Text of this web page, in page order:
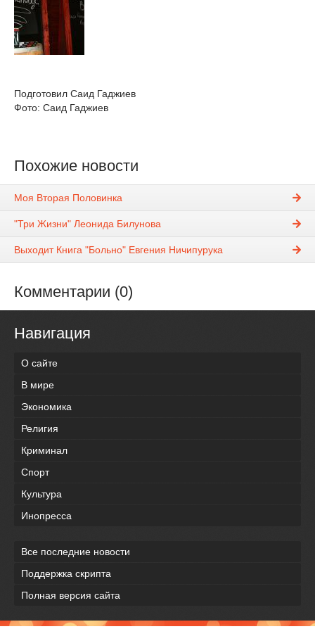
Подготовил Саид Гаджиев
Фото: Саид Гаджиев
Похожие новости
Моя Вторая Половинка
"Три Жизни" Леонида Билунова
Выходит Книга "Больно" Евгения Ничипурука
Комментарии (0)
Навигация
О сайте
В мире
Экономика
Религия
Криминал
Спорт
Культура
Инопресса
Все последние новости
Поддержка скрипта
Полная версия сайта